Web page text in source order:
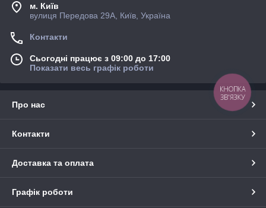
м. Київ
вулиця Передова 29А, Київ, Україна
Контакти
Сьогодні працює з 09:00 до 17:00
Показати весь графік роботи
Про нас
Контакти
Доставка та оплата
Графік роботи
КНОПКА
ЗВ'ЯЗКУ